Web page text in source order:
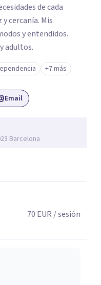
de cada
cercanía. Mis
y entendidos.
adultos.
+7 más
Email
Barcelona
70 EUR / sesión